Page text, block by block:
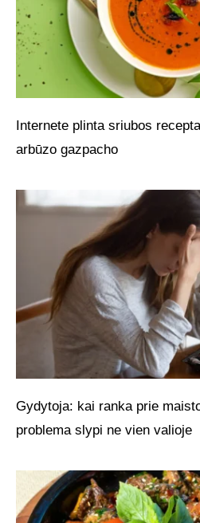
Internete plinta sriubos
arbūzo gazpacho
Gydytoja: kai ranka prie
problema slypi ne vien valioje